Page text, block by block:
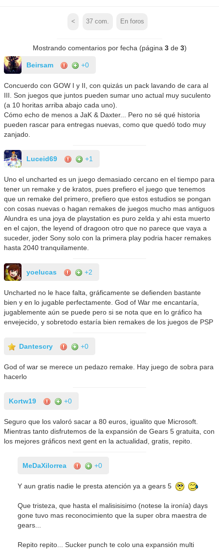
< 37 com. En foros
Mostrando comentarios por fecha (página 3de 3)
Beirsam +0
Concuerdo con GOW I y II, con quizás un pack lavando de cara al
III. Son juegos que juntos pueden sumar uno actual muy suculento
(a 10 horitas arriba abajo cada uno).
Cómo echo de menos a JaK & Daxter... Pero no sé qué historia
pueden rascar para entregas nuevas, como que quedó todo muy
zanjado.
Luceid69 +1
Uno el uncharted es un juego demasiado cercano en el tiempo para
tener un remake y de kratos, pues prefiero el juego que tenemos
que un remake del primero, prefiero que estos estudios se pongan
con cosas nuevas o hagan remakes de juegos mucho mas antiguos
Alundra es una joya de playstation es puro zelda y ahi esta muerto
en el cajon, the leyend of dragoon otro que no parece que vaya a
suceder, joder Sony solo con la primera play podria hacer remakes
hasta 2040 tranquilamente.
yoelucas +2
Uncharted no le hace falta, gráficamente se defienden bastante
bien y en lo jugable perfectamente. God of War me encantaría,
jugablemente aún se puede pero si se nota que en lo gráfico ha
envejecido, y sobretodo estaría bien remakes de los juegos de PSP
Dantescry +0
God of war se merece un pedazo remake. Hay juego de sobra para
hacerlo
Kortw19 +0
Seguro que los valoró sacar a 80 euros, igualito que Microsoft.
Mientras tanto disfrutemos de la expansión de Gears 5 gratuita, con
los mejores gráficos next gent en la actualidad, gratis, repito.
MeDaXilorrea +0
Y aun gratis nadie le presta atención ya a gears 5
Que tristeza, que hasta el malisisisimo (notese la ironía) days
gone tuvo mas reconocimiento que la super obra maestra de
gears...
Repito repito... Sucker punch te colo una expansión multi